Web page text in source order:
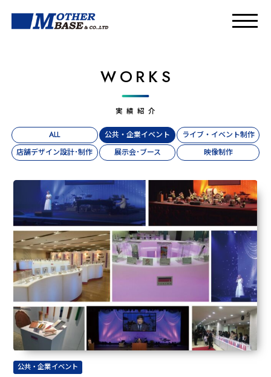
WORKS
実績紹介
ALL 公共・企業イベント
ライブ・イベント制作
店舗デザイン設計･制作
展示会･ブース 映像制作
公共・企業イベント